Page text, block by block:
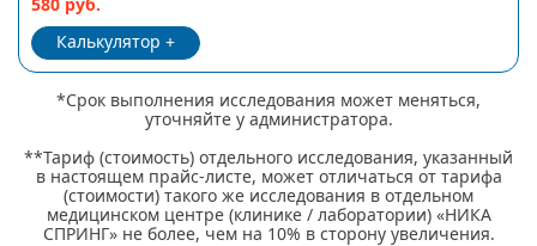
Калькулятор
*Срок выполнения исследования может меняться,
уточняйте у администратора.
**Тариф (стоимость) отдельного исследования, указанный
в настоящем прайс-листе, может отличаться от тарифа
(стоимости) такого же исследования в отдельном
медицинском центре (клинике / лаборатории) «НИКА
СПРИНГ» не более, чем на 10% в сторону увеличения.